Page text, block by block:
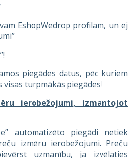
EshopWedrop profilam, un ej
piegādes datus, pēc kuriem
visas turpmākās piegādes!
ierobežojumi, izmantojot
automatizēto piegādi netiek
izmēru ierobežojumi. Preču
uzmanību, ja izvēlaties